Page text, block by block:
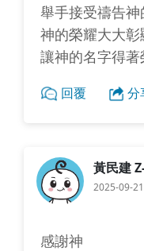
舉手接受禱告神
神的榮耀大大彰
讓神的名字得著
回覆 分
黃民建
2025-09-
感謝神